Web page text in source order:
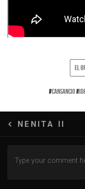
EL
#CANSANCIO#
Navegación
entradas
NENITA II